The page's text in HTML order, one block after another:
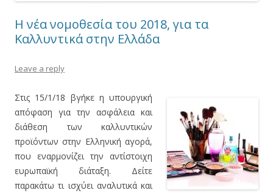
Η νέα νομοθεσία του 2018, για τα
Καλλυντικά στην Ελλάδα
Leave a reply
Στις 15/1/18 βγήκε η υπουργική
απόφαση για την ασφάλεια και
διάθεση των καλλυντικών
προϊόντων στην Ελληνική αγορά,
που εναρμονίζει την αντίστοιχη
ευρωπαϊκή διάταξη. Δείτε
παρακάτω τι ισχύει αναλυτικά και